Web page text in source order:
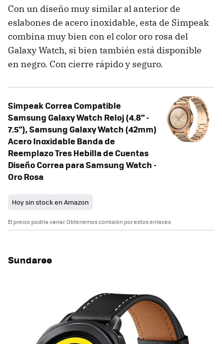
Con un diseño muy similar al anterior de
eslabones de acero inoxidable, esta de Simpeak
combina muy bien con el color oro rosa del
Galaxy Watch, si bien también está disponible
en negro. Con cierre rápido y seguro.
Simpeak Correa Compatible
Samsung Galaxy Watch Reloj (4.8" -
7.5"), Samsung Galaxy Watch (42mm)
Acero Inoxidable Banda de
Reemplazo Tres Hebilla de Cuentas
Diseño Correa para Samsung Watch -
Oro Rosa
Hoy sin stock en Amazon
El precio podría variar. Obtenemos comisión por estos enlaces
Sundaree